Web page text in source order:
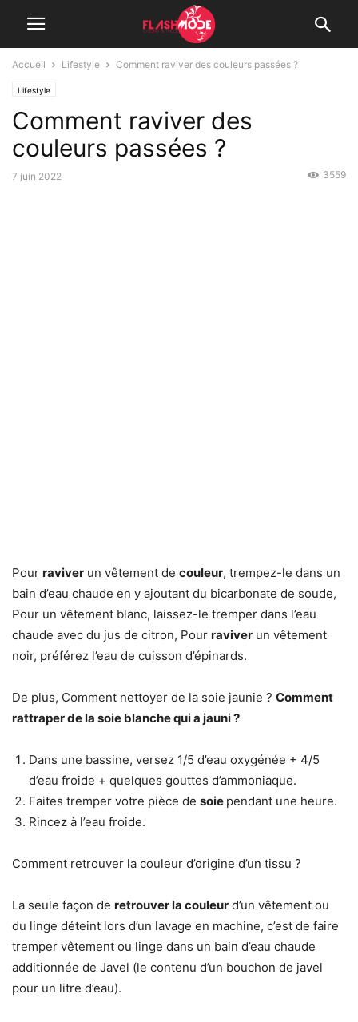
Accueil Lifestyle Comment raviver des couleurs passées ?
Lifestyle
Comment raviver des
couleurs passées ?
7 juin 2022 3559
Pour raviver un vêtement de couleur, trempez-le dans un
bain d’eau chaude en y ajoutant du bicarbonate de soude,
Pour un vêtement blanc, laissez-le tremper dans l’eau
chaude avec du jus de citron, Pour raviver un vêtement
noir, préférez l’eau de cuisson d’épinards.
De plus, Comment nettoyer de la soie jaunie ? Comment
rattraper de la soie blanche qui a jauni?
Dans une bassine, versez 1/5 d’eau oxygénée + 4/5
d’eau froide + quelques gouttes d’ammoniaque.
Faites tremper votre pièce de soie pendant une heure.
Rincez à l’eau froide.
Comment retrouver la couleur d’origine d’un tissu ?
La seule façon de retrouver la couleur d’un vêtement ou
du linge déteint lors d’un lavage en machine, c’est de faire
tremper vêtement ou linge dans un bain d’eau chaude
additionnée de Javel (le contenu d’un bouchon de javel
pour un litre d’eau).